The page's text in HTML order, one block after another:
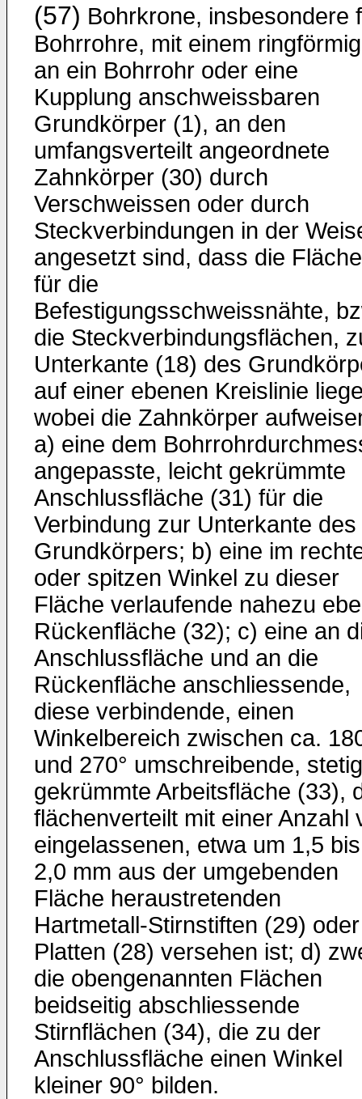
(57) Bohrkrone, insbesondere
Bohrrohre, mit einem
an ein Bohrrohr oder eine
Kupplung anschweissbaren
Grundkörper (1), an den
umfangsverteilt angeordnete
Zahnkörper (30) durch
Verschweissen oder durch
Steckverbindungen in der
angesetzt sind, dass die
für die
Befestigungsschweissnähte,
die Steckverbindungsflächen,
Unterkante (18) des
auf einer ebenen Kreislinie
wobei die Zahnkörper
a) eine dem
angepasste, leicht gekrümmte
Anschlussfläche (31) für die
Verbindung zur Unterkante des
Grundkörpers; b) eine im
oder spitzen Winkel zu dieser
Fläche verlaufende nahezu
Rückenfläche (32); c) eine an
Anschlussfläche und an die
Rückenfläche anschliessende,
diese verbindende, einen
Winkelbereich zwischen ca.
und 270° umschreibende, stetig
gekrümmte Arbeitsfläche (33),
flächenverteilt mit einer Anzahl
eingelassenen, etwa um 1,5 bis
2,0 mm aus der umgebenden
Fläche heraustretenden
Hartmetall-Stirnstiften (29)
Platten (28) versehen ist; d)
die obengenannten Flächen
beidseitig abschliessende
Stirnflächen (34), die zu der
Anschlussfläche einen Winkel
kleiner 90° bilden.